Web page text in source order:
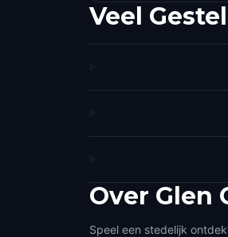
Veel
Over Glen
Speel een stedelijk